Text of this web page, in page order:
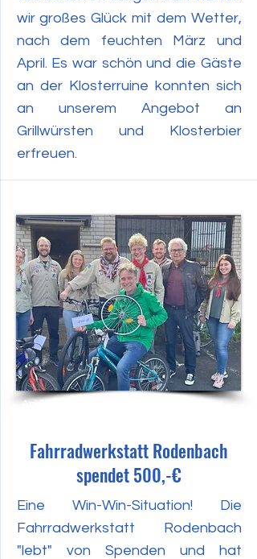
wir großes Glück mit dem Wetter,
nach dem feuchten März und
April. Es war schön und die Gäste
an der Klosterruine konnten sich
an unserem Angebot an
Grillwürsten und Klosterbier
erfreuen.
April 2023
Fahrradwerkstatt Rodenbach
spendet 500,-€
Eine Win-Win-Situation! Die
Fahrradwerkstatt Rodenbach
"lebt" von Spenden und hat